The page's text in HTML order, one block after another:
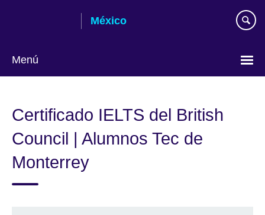
México
Menú
language
Certificado IELTS del British
Council | Alumnos Tec de
Monterrey